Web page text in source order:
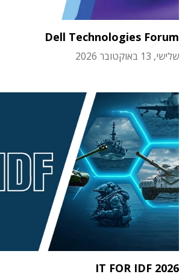
Dell Technologies Forum
שלישי, 13 באוקטובר 2026
IT FOR IDF 2026